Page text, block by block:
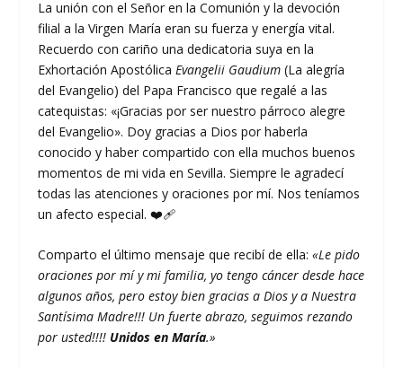
La unión con el Señor en la Comunión y la devoción
filial a la Virgen María eran su fuerza y energía vital.
Recuerdo con cariño una dedicatoria suya en la
Exhortación ApostólicaEvangelii Gaudium(La alegría
del Evangelio) del Papa Francisco que regalé a las
catequistas: «¡Gracias por ser nuestro párroco alegre
del Evangelio». Doy gracias a Dios por haberla
conocido y haber compartido con ella muchos buenos
momentos de mi vida en Sevilla. Siempre le agradecí
todas las atenciones y oraciones por mí. Nos teníamos
un afecto especial. ❤️‍🩹
Comparto el último mensaje que recibí de ella:«Le pido
oraciones por mí y mi familia, yo tengo cáncer desde hace
algunos años, pero estoy bien gracias a Dios y a Nuestra
Santísima Madre!!! Un fuerte abrazo, seguimos rezando
por usted!!!! Unidos en María.»